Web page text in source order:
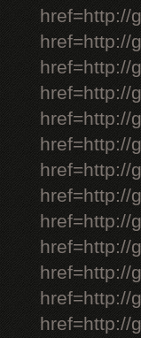
href=http://
href=http://
href=http://
href=http://
href=http://
href=http://
href=http://
href=http://
href=http://
href=http://
href=http://
href=http://
href=http://